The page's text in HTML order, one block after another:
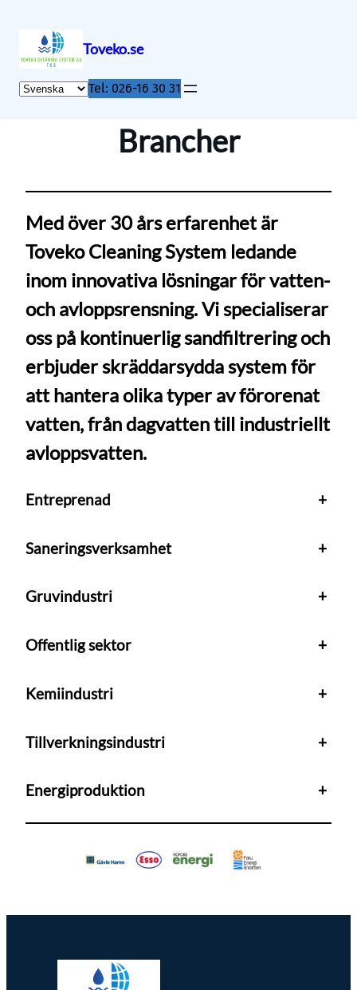
Toveko.se
V
p
Tel: 026-16 30 31
Brancher
Med över 30 års erfarenhet är
Toveko Cleaning System ledande
inom innovativa lösningar för vatten-
och avloppsrensning. Vi specialiserar
oss på kontinuerlig sandfiltrering och
erbjuder skräddarsydda system för
att hantera olika typer av förorenat
vatten, från dagvatten till industriellt
avloppsvatten.
Entreprenad +
Saneringsverksamhet +
Gruvindustri +
Offentlig sektor +
Kemiindustri +
Tillverkningsindustri +
Energiproduktion +